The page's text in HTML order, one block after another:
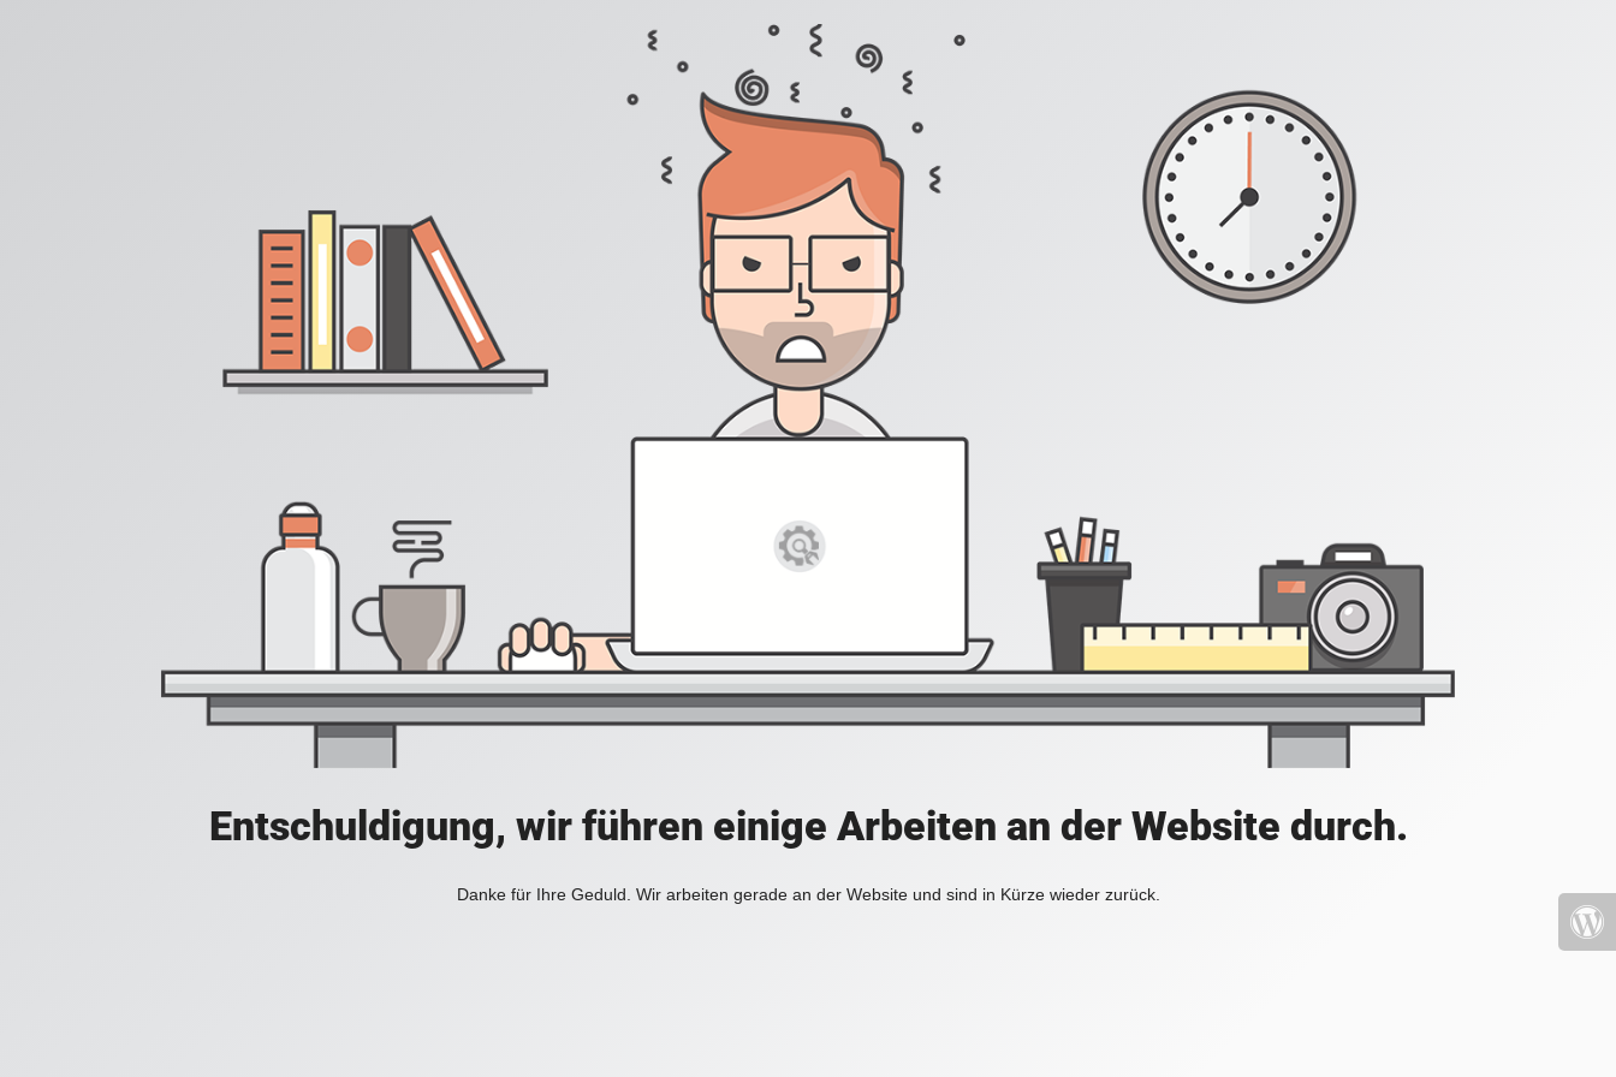
Entschuldigung, wir führen einige Arbeiten an der Website durch.
Danke für Ihre Geduld. Wir arbeiten gerade an der Website und sind in Kürze wieder zurück.